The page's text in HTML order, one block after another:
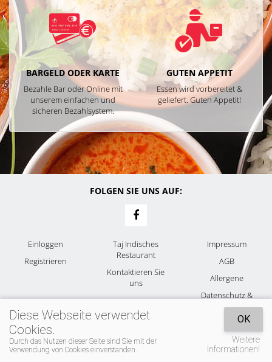
BARGELD ODER KARTE
Bezahle Bar oder Online mit
unserem einfachen und
sicheren Bezahlsystem.
GUTEN APPETIT
Essen wird vorbereitet &
geliefert. Guten Appetit!
FOLGEN SIE UNS AUF:
Einloggen
Registrieren
Taj Indisches
Restaurant
Kontaktieren Sie
uns
Impressum
AGB
Allergene
Datenschutz &
Cookies
Diese Webseite verwendet
Cookies.
Durch das Nutzen dieser Seite sind Sie mit der
Verwendung von Cookies einverstanden.
OK
Weitere
Informationen!